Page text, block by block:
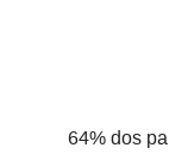
64% dos